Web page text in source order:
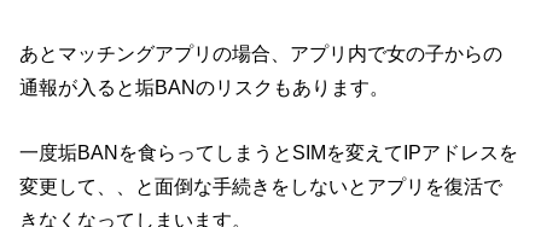
あとマッチングアプリの場合、アプリ内で女の子からの
通報が入ると垢BANのリスクもあります。
一度垢BANを食らってしまうとSIMを変えてIPアドレスを
変更して、、と面倒な手続きをしないとアプリを復活で
きなくなってしまいます。